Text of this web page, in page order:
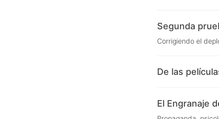
Segunda
Corrigiendo el
De las
El Engranaje